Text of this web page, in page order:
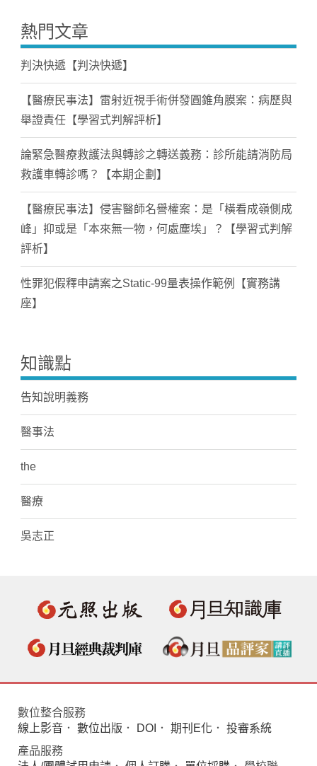
熱門文章
判決快遞【判決快遞】
【醫療民事法】雷射近視手術併發圓錐角膜案：病歷與
舉證責任【學習式判解評析】
論緊急醫療救護法與轉診之轉送義務：診所能請消防局
救護車轉診嗎？【本期企劃】
【醫療民事法】侵害醫師名譽權案：是「橫看成嶺側成
峰」抑或是「本來無一物，何處塵埃」？【學習式判解
評析】
性罪犯假釋申請案之Static-99量表操作範例【實務講
座】
知識點
告知說明義務
醫事法
the
醫療
吳志正
數位整合服務
線上影音 ． 數位出版 ． DOI ． 期刊E化 ． 投審系統
產品服務